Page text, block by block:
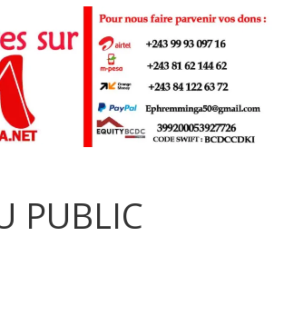
PUBLIC